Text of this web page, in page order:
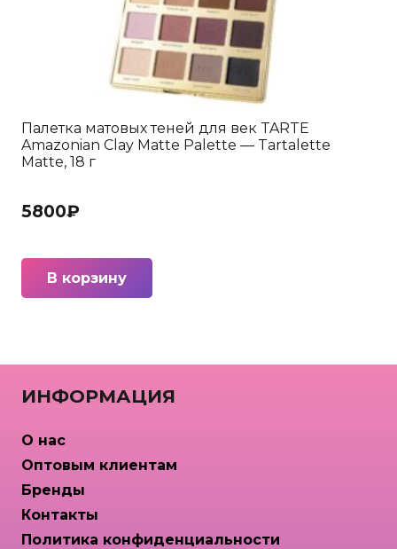
Палетка матовых теней для век TARTE
Amazonian Clay Matte Palette — Tartalette
Matte, 18 г
5800₽
В корзину
ИНФОРМАЦИЯ
О нас
Оптовым клиентам
Бренды
Контакты
Политика конфиденциальности